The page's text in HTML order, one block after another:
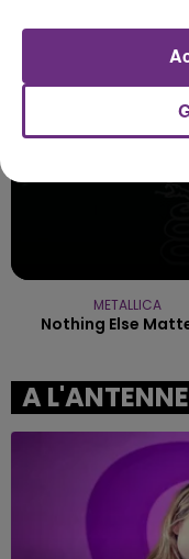
METALLICA
Nothing Else
A L'ANTENNE